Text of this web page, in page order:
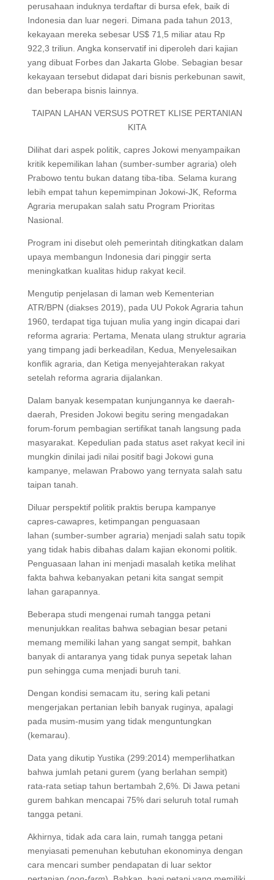
perusahaan induknya terdaftar di bursa efek, baik di
Indonesia dan luar negeri. Dimana pada tahun 2013,
kekayaan mereka sebesar US$ 71,5 miliar atau Rp
922,3 triliun. Angka konservatif ini diperoleh dari kajian
yang dibuat Forbes dan Jakarta Globe. Sebagian besar
kekayaan tersebut didapat dari bisnis perkebunan sawit,
dan beberapa bisnis lainnya.
TAIPAN LAHAN VERSUS POTRET KLISE PERTANIAN
KITA
Dilihat dari aspek politik, capres Jokowi menyampaikan
kritik kepemilikan lahan (sumber-sumber agraria) oleh
Prabowo tentu bukan datang tiba-tiba. Selama kurang
lebih empat tahun kepemimpinan Jokowi-JK, Reforma
Agraria merupakan salah satu Program Prioritas
Nasional.
Program ini disebut oleh pemerintah ditingkatkan dalam
upaya membangun Indonesia dari pinggir serta
meningkatkan kualitas hidup rakyat kecil.
Mengutip penjelasan di laman web Kementerian
ATR/BPN (diakses 2019), pada UU Pokok Agraria tahun
1960, terdapat tiga tujuan mulia yang ingin dicapai dari
reforma agraria: Pertama, Menata ulang struktur agraria
yang timpang jadi berkeadilan, Kedua, Menyelesaikan
konflik agraria, dan Ketiga menyejahterakan rakyat
setelah reforma agraria dijalankan.
Dalam banyak kesempatan kunjungannya ke daerah-
daerah, Presiden Jokowi begitu sering mengadakan
forum-forum pembagian sertifikat tanah langsung pada
masyarakat. Kepedulian pada status aset rakyat kecil ini
mungkin dinilai jadi nilai positif bagi Jokowi guna
kampanye, melawan Prabowo yang ternyata salah satu
taipan tanah.
Diluar perspektif politik praktis berupa kampanye
capres-cawapres, ketimpangan penguasaan
lahan (sumber-sumber agraria) menjadi salah satu topik
yang tidak habis dibahas dalam kajian ekonomi politik.
Penguasaan lahan ini menjadi masalah ketika melihat
fakta bahwa kebanyakan petani kita sangat sempit
lahan garapannya.
Beberapa studi mengenai rumah tangga petani
menunjukkan realitas bahwa sebagian besar petani
memang memiliki lahan yang sangat sempit, bahkan
banyak di antaranya yang tidak punya sepetak lahan
pun sehingga cuma menjadi buruh tani.
Dengan kondisi semacam itu, sering kali petani
mengerjakan pertanian lebih banyak ruginya, apalagi
pada musim-musim yang tidak menguntungkan
(kemarau).
Data yang dikutip Yustika (299:2014) memperlihatkan
bahwa jumlah petani gurem (yang berlahan sempit)
rata-rata setiap tahun bertambah 2,6%. Di Jawa petani
gurem bahkan mencapai 75% dari seluruh total rumah
tangga petani.
Akhirnya, tidak ada cara lain, rumah tangga petani
menyiasati pemenuhan kebutuhan ekonominya dengan
cara mencari sumber pendapatan di luar sektor